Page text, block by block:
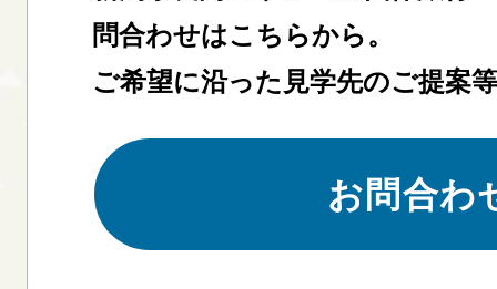
問合わせはこちらから。
ご希望に沿った見学先のご提案
お問合わ